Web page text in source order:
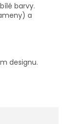
barvy.
a
designu.